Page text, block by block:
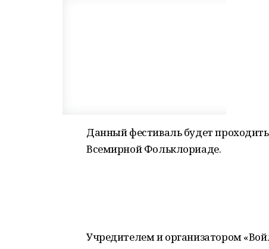
Данный фестиваль будет
Всемирной Фольклориаде.
Учредителем и организатором